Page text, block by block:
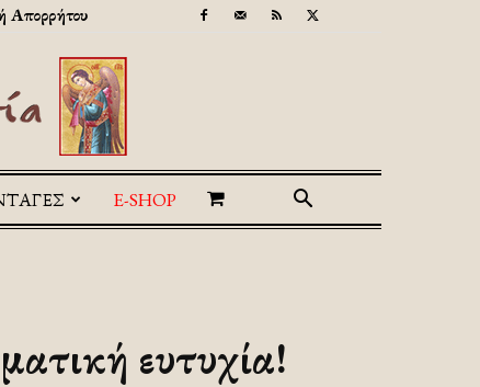
Απορρήτου
E-SHOP
ευτυχία!